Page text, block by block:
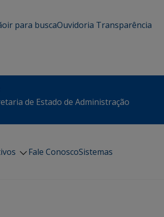
ir para buscaOuvidoria Transparência
de Estado de Administração
Fale ConoscoSistemas